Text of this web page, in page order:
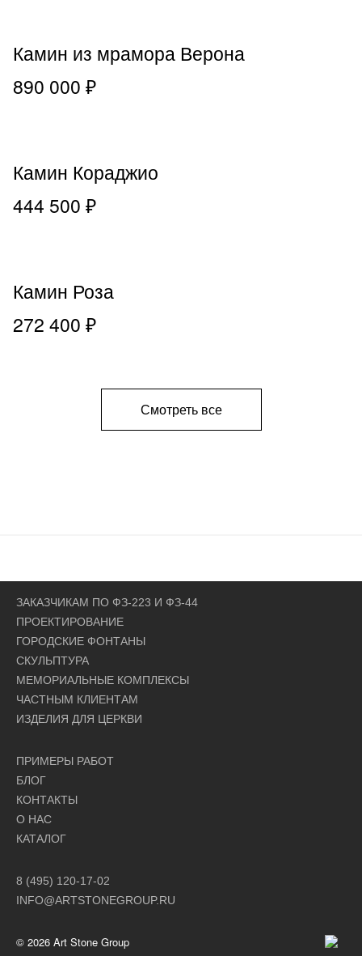
Камин из мрамора Верона
890 000 ₽
Камин Кораджио
444 500 ₽
Камин Роза
272 400 ₽
Смотреть все
ЗАКАЗЧИКАМ ПО ФЗ-223 И ФЗ-44
ПРОЕКТИРОВАНИЕ
ГОРОДСКИЕ ФОНТАНЫ
СКУЛЬПТУРА
МЕМОРИАЛЬНЫЕ КОМПЛЕКСЫ
ЧАСТНЫМ КЛИЕНТАМ
ИЗДЕЛИЯ ДЛЯ ЦЕРКВИ
ПРИМЕРЫ РАБОТ
БЛОГ
КОНТАКТЫ
О НАС
КАТАЛОГ
8 (495) 120-17-02
INFO@ARTSTONEGROUP.RU
© 2026 Art Stone Group